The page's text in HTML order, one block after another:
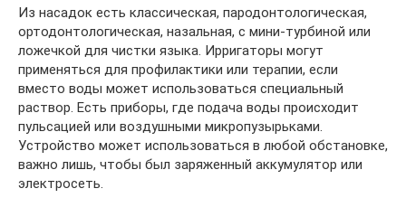
Из насадок есть классическая, пародонтологическая,
ортодонтологическая, назальная, с мини-турбиной или
ложечкой для чистки языка. Ирригаторы могут
применяться для профилактики или терапии, если
вместо воды может использоваться специальный
раствор. Есть приборы, где подача воды происходит
пульсацией или воздушными микропузырьками.
Устройство может использоваться в любой обстановке,
важно лишь, чтобы был заряженный аккумулятор или
электросеть.